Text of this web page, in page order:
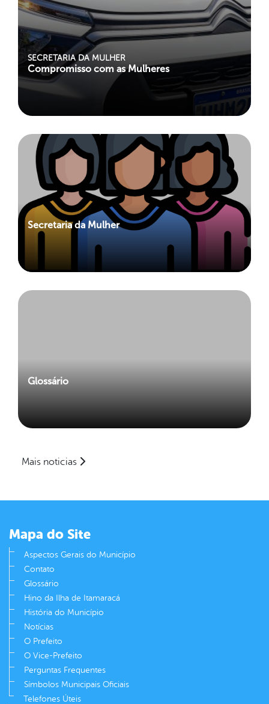
SECRETARIA DA MULHER
Compromisso com as Mulheres
Secretaria da Mulher
Glossário
Mais noticias
Mapa do Site
Aspectos Gerais do Município
Contato
Glossário
Hino da Ilha de Itamaracá
História do Município
Notícias
O Prefeito
O Vice-Prefeito
Perguntas Frequentes
Símbolos Municipais Oficiais
Telefones Úteis